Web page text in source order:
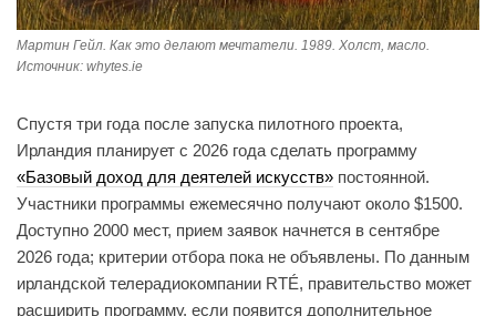
Мартин Гейл. Как это делают мечтатели. 1989. Холст, масло.
Источник: whytes.ie
Спустя три года после запуска пилотного проекта,
Ирландия планирует с 2026 года сделать программу
«Базовый доход для деятелей искусств» постоянной.
Участники программы ежемесячно получают около $1500.
Доступно 2000 мест, прием заявок начнется в сентябре
2026 года; критерии отбора пока не объявлены. По данным
ирландской телерадиокомпании RTÉ, правительство может
расширить программу, если появится дополнительное